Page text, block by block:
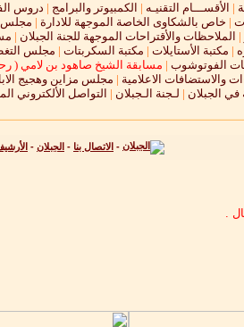
| الأقســـام التقنيـه | الكمبيوتر والبرامج | دروس
| خاص بالشكاوى الخاصة الموجهة للادارة | مجلس
| الملاحظات والأقتراحات الموجهة للجنة الجبلان |
| مكتبة الأستايلات | مكتبة السكربتات | مجلس
الفوتوشوب | مسابقة الشيخ صاهود بن لامي (
والاستضافات الاعلامية | مجلس مزاين وهجيج
في الجبلان | لـجنة الـجبلان | التواصل الألكتروني
- الاتصال بنا - الجبلان -
.